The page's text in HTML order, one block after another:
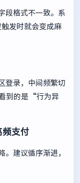
段格式不一致。系
发时就会变成麻
登录，中间频繁切
到的是“行为异
频支付
。建议循序渐进，